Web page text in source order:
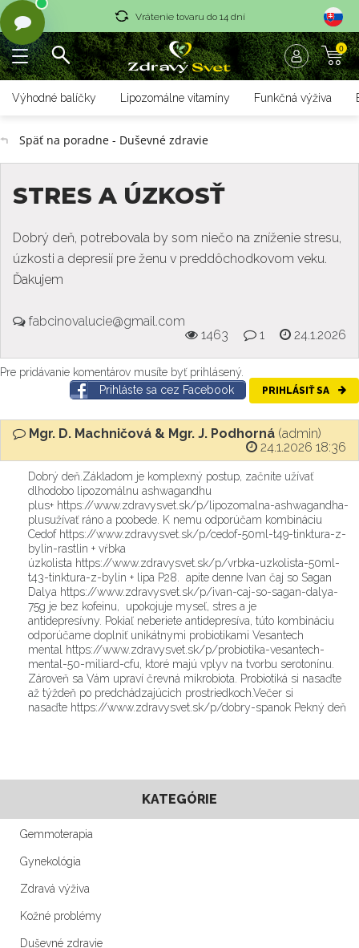
Vrátenie tovaru do 14 dní
Rýchle dodanie <36 hod 0
Výhodné balíčky Lipozomálne vitamíny Funkčná výživa
Späť na poradne - Duševné zdravie
STRES A ÚZKOSŤ
Dobrý deň, potrebovala by som niečo na zníženie stresu,
úzkosti a depresií pre ženu v preddôchodkovom veku.
Ďakujem
fabcinovalucie@gmail.com
1463
1 24.1.2026
Pre pridávanie komentárov musíte byť prihlásený.
Prihláste sa cez Facebook
PRIHLÁSIŤ SA
Mgr. D. Machničová & Mgr. J. Podhorná (admin)
24.1.2026 18:36
Dobrý deň.Základom je komplexný postup, začnite užívať
dlhodobo lipozomálnu ashwagandhu
plus+ https://www.zdravysvet.sk/p/lipozomalna-ashwagandha-
plusužívať ráno a poobede. K nemu odporúčam kombináciu
Cedof https://www.zdravysvet.sk/p/cedof-50ml-t49-tinktura-z-
bylin-rastlin + vŕbka
úzkolista https://www.zdravysvet.sk/p/vrbka-uzkolista-50ml-
t43-tinktura-z-bylin + lipa P28. apite denne Ivan čaj so Sagan
Dalya https://www.zdravysvet.sk/p/ivan-caj-so-sagan-dalya-
75g je bez kofeinu, upokojuje myseľ, stres a je
antidepresívny. Pokiaľ neberiete antidepresíva, túto kombináciu
odporúčame doplniť unikátnymi probiotikami Vesantech
mental https://www.zdravysvet.sk/p/probiotika-vesantech-
mental-50-miliard-cfu, ktoré majú vplyv na tvorbu serotonínu.
Zároveň sa Vám upraví črevná mikrobiota. Probiotiká si nasaďte
až týždeň po predchádzajúcich prostriedkoch.Večer si
nasaďte https://www.zdravysvet.sk/p/dobry-spanok Pekný deň
KATEGÓRIE
Gemmoterapia
Gynekológia
Zdravá výživa
Kožné problémy
Duševné zdravie